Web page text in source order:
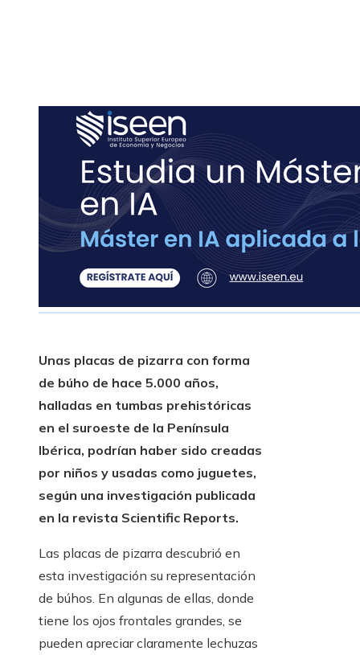
Unas placas de pizarra con forma
de búho de hace 5.000 años,
halladas en tumbas prehistóricas
en el suroeste de la Península
Ibérica, podrían haber sido creadas
por niños y usadas como juguetes,
según una investigación publicada
en la revista Scientific Reports.
Las placas de pizarra descubrió en
esta investigación su representación
de búhos. En algunas de ellas, donde
tiene los ojos frontales grandes, se
pueden apreciar claramente lechuzas